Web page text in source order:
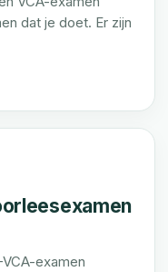
dat je doet. Er zijn
examen